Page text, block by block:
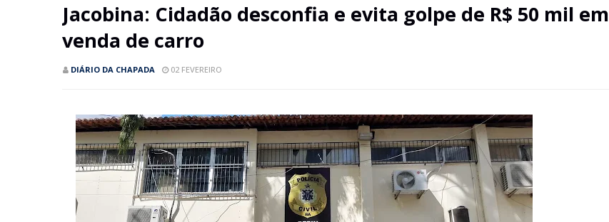
Jacobina: Cidadão desconfia e evita golpe de R$ 50 mil em
venda de carro
DIÁRIO DA CHAPADA 02 FEVEREIRO